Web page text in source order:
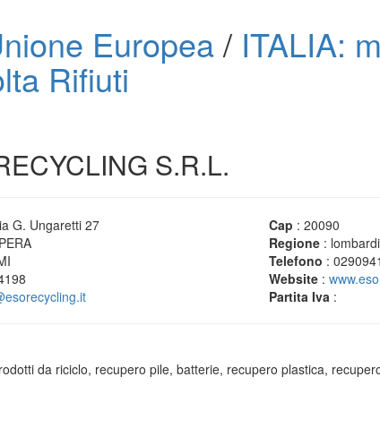
Europea/ ITALIA:
Rifiuti
S.R.L.
G. Ungaretti 27 Cap : 20090
Regione :
Telefono :
Website :
Partita Iva :
da riciclo, recupero pile, batterie, recupero plastica,